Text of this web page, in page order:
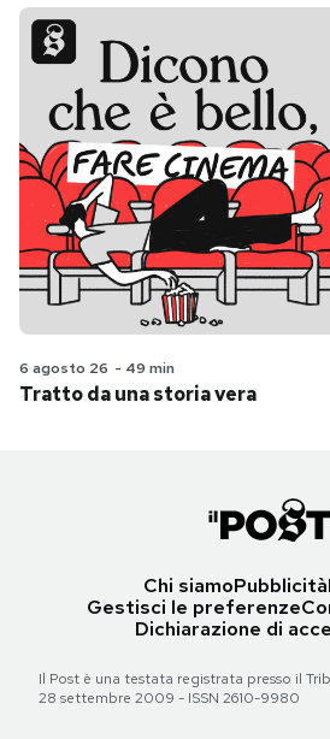
6 agosto 26 - 49 min
Tratto da una storia vera
Chi siamoPubblicità
Gestisci le preferenze
Dichiarazione di
Il Post è una testata registrata presso il
28 settembre 2009 - ISSN 2610-9980